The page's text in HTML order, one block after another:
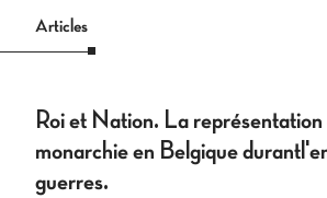
Articles
Roi et Nation. La représentation
monarchie en Belgique
guerres.